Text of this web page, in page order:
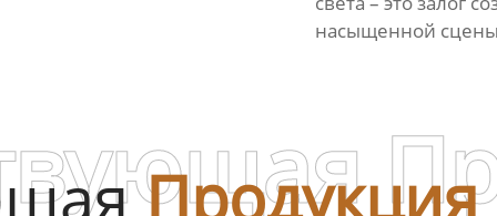
насыщенной
Продукция